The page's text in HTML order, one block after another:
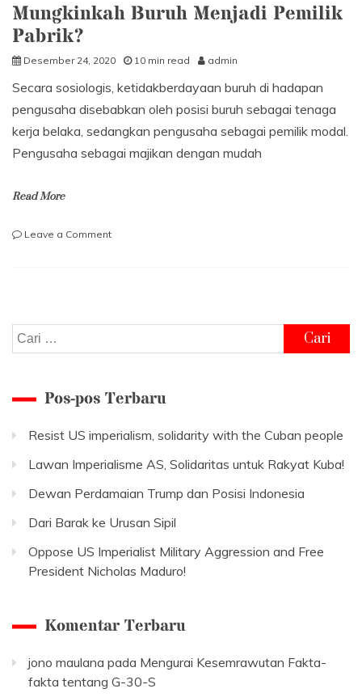
Mungkinkah Buruh Menjadi Pemilik
Pabrik?
Desember 24, 2020 10 min read admin
Secara sosiologis, ketidakberdayaan buruh di hadapan
pengusaha disebabkan oleh posisi buruh sebagai tenaga
kerja belaka, sedangkan pengusaha sebagai pemilik modal.
Pengusaha sebagai majikan dengan mudah
Read More
Leave a Commenton
Cari
untuk:
Pos-pos Terbaru
Resist US imperialism, solidarity with the Cuban people
Lawan Imperialisme AS, Solidaritas untuk Rakyat Kuba!
Dewan Perdamaian Trump dan Posisi Indonesia
Dari Barak ke Urusan Sipil
Oppose US Imperialist Military Aggression and Free
President Nicholas Maduro!
Komentar Terbaru
jono maulana pada Mengurai Kesemrawutan Fakta-
fakta tentang G-30-S